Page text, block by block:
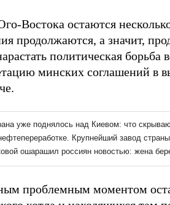
Востока остаются
продолжаются, а значит,
политическая борьба
минских соглашений в
проблемным моментом